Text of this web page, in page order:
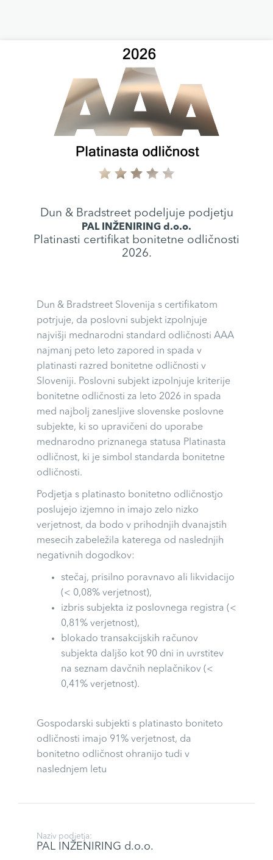
Dun & Bradstreet podeljuje podjetju
PAL INŽENIRING d.o.o.
Platinasti certifikat bonitetne odličnosti
2026.
Dun & Bradstreet Slovenija s certifikatom
potrjuje, da poslovni subjekt izpolnjuje
najvišji mednarodni standard odličnosti AAA
najmanj peto leto zapored in spada v
platinasti razred bonitetne odličnosti v
Sloveniji. Poslovni subjekt izpolnjuje kriterije
bonitetne odličnosti za leto 2026 in spada
med najbolj zanesljive slovenske poslovne
subjekte, ki so upravičeni do uporabe
mednarodno priznanega statusa Platinasta
odličnost, ki je simbol standarda bonitetne
odličnosti.
Podjetja s platinasto bonitetno odličnostjo
poslujejo izjemno in imajo zelo nizko
verjetnost, da bodo v prihodnjih dvanajstih
mesecih zabeležila katerega od naslednjih
negativnih dogodkov:
stečaj, prisilno poravnavo ali likvidacijo
(< 0,08% verjetnost),
izbris subjekta iz poslovnega registra (<
0,81% verjetnost),
blokado transakcijskih računov
subjekta daljšo kot 90 dni in uvrstitev
na seznam davčnih neplačnikov (<
0,41% verjetnost).
Gospodarski subjekti s platinasto boniteto
odličnosti imajo 91% verjetnost, da
bonitetno odličnost ohranijo tudi v
naslednjem letu
Naziv podjetja:
PAL INŽENIRING d.o.o.